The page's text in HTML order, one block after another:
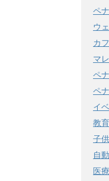
ペ
ウ
カ
マ
ペ
ペ
イ
教
子
自
医